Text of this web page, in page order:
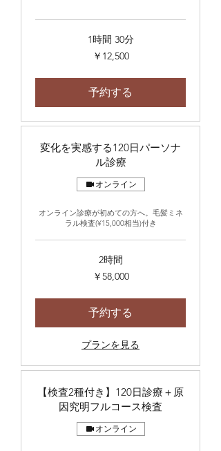
1時間 30分
￥12,500
予約する
変化を実感する120日パーソナ
ル診療
オンライン
オンライン診療が初めての方へ。毛髪ミネ
ラル検査(¥15,000相当)付き
2時間
￥58,000
予約する
プランを見る
【検査2種付き】120日診療＋原
因究明フルコース検査
オンライン